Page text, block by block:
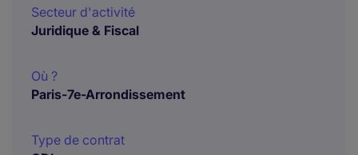
Secteur d'activité
Juridique & Fiscal
Où ?
Paris-7e-Arrondissement
Type de contrat